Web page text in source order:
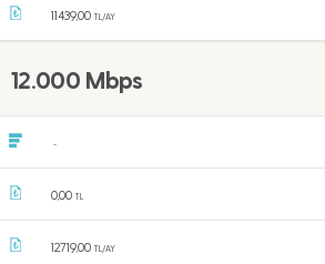
11439,00 TL/AY
12.000 Mbps
-
0,00 TL
12719,00 TL/AY